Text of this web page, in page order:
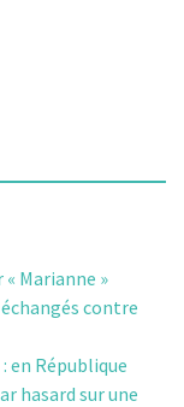
« Marianne »
échangés contre
en République
hasard sur une